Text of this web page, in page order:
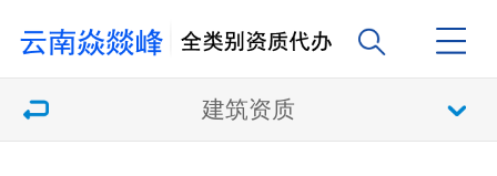
建筑资质